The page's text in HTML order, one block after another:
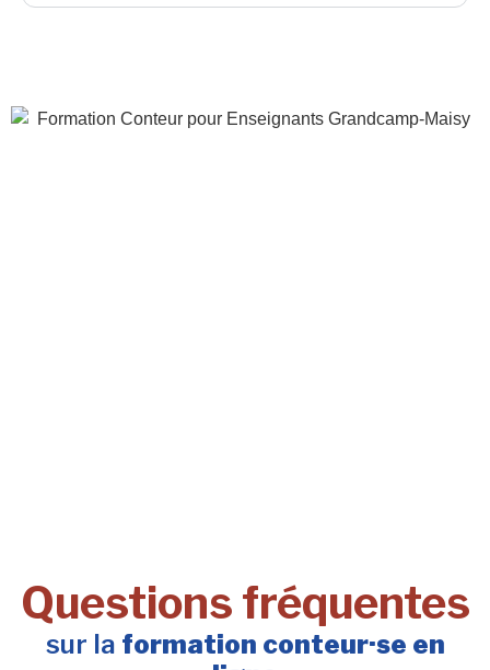
Questions fréquentes
sur la formation conteur·se en